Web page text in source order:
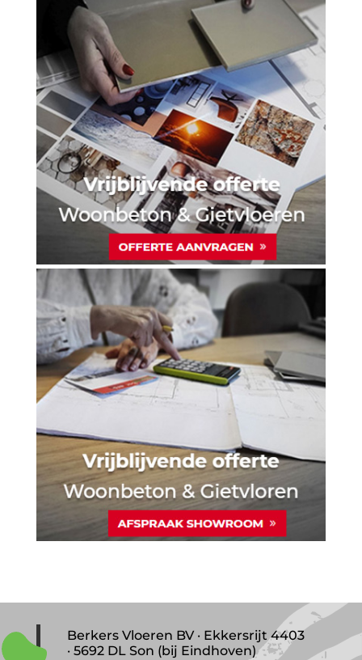
Berkers Vloeren BV · Ekkersrijt 4403
· 5692 DL Son (bij Eindhoven)